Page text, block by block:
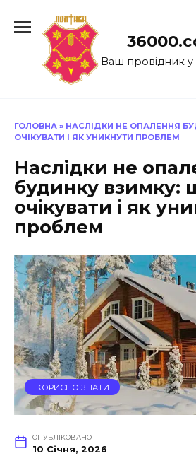
до
Ваш провідник у
ГОЛОВНА » НАСЛІДКИ НЕ ОПАЛЕННЯ
ОЧІКУВАТИ І ЯК УНИКНУТИ ПРОБЛЕМ
Наслідки не
будинку взимку:
очікувати і як
проблем
КОРИСНО ЗНАТИ
ОПУБЛІКОВАНО
10 Січня, 2026